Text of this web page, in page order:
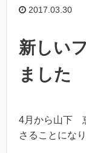
2017.03.30
新しい
ました
4月から山下
さることにな